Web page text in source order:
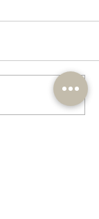
子與科
代表團